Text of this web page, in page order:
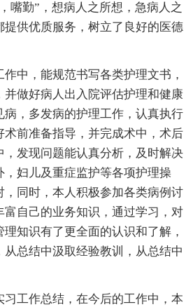
嘴勤”，想病人之所想，急病人之
提供优质服务，树立了良好的医德
中，能规范书写各类护理文书，
并做好病人出入院评估护理和健康
，多发病的护理工作，认真执行
前准备指导，并完成术中，术后
发现问题能认真分析，及时解决
，妇儿及重症监护等各项护理操
同时，本人积极参加各类病例讨
自己的业务知识，通过学习，对
知识有了更全面的认识和了解，
总结中汲取经验教训，从总结中
习工作总结，在今后的工作中，本